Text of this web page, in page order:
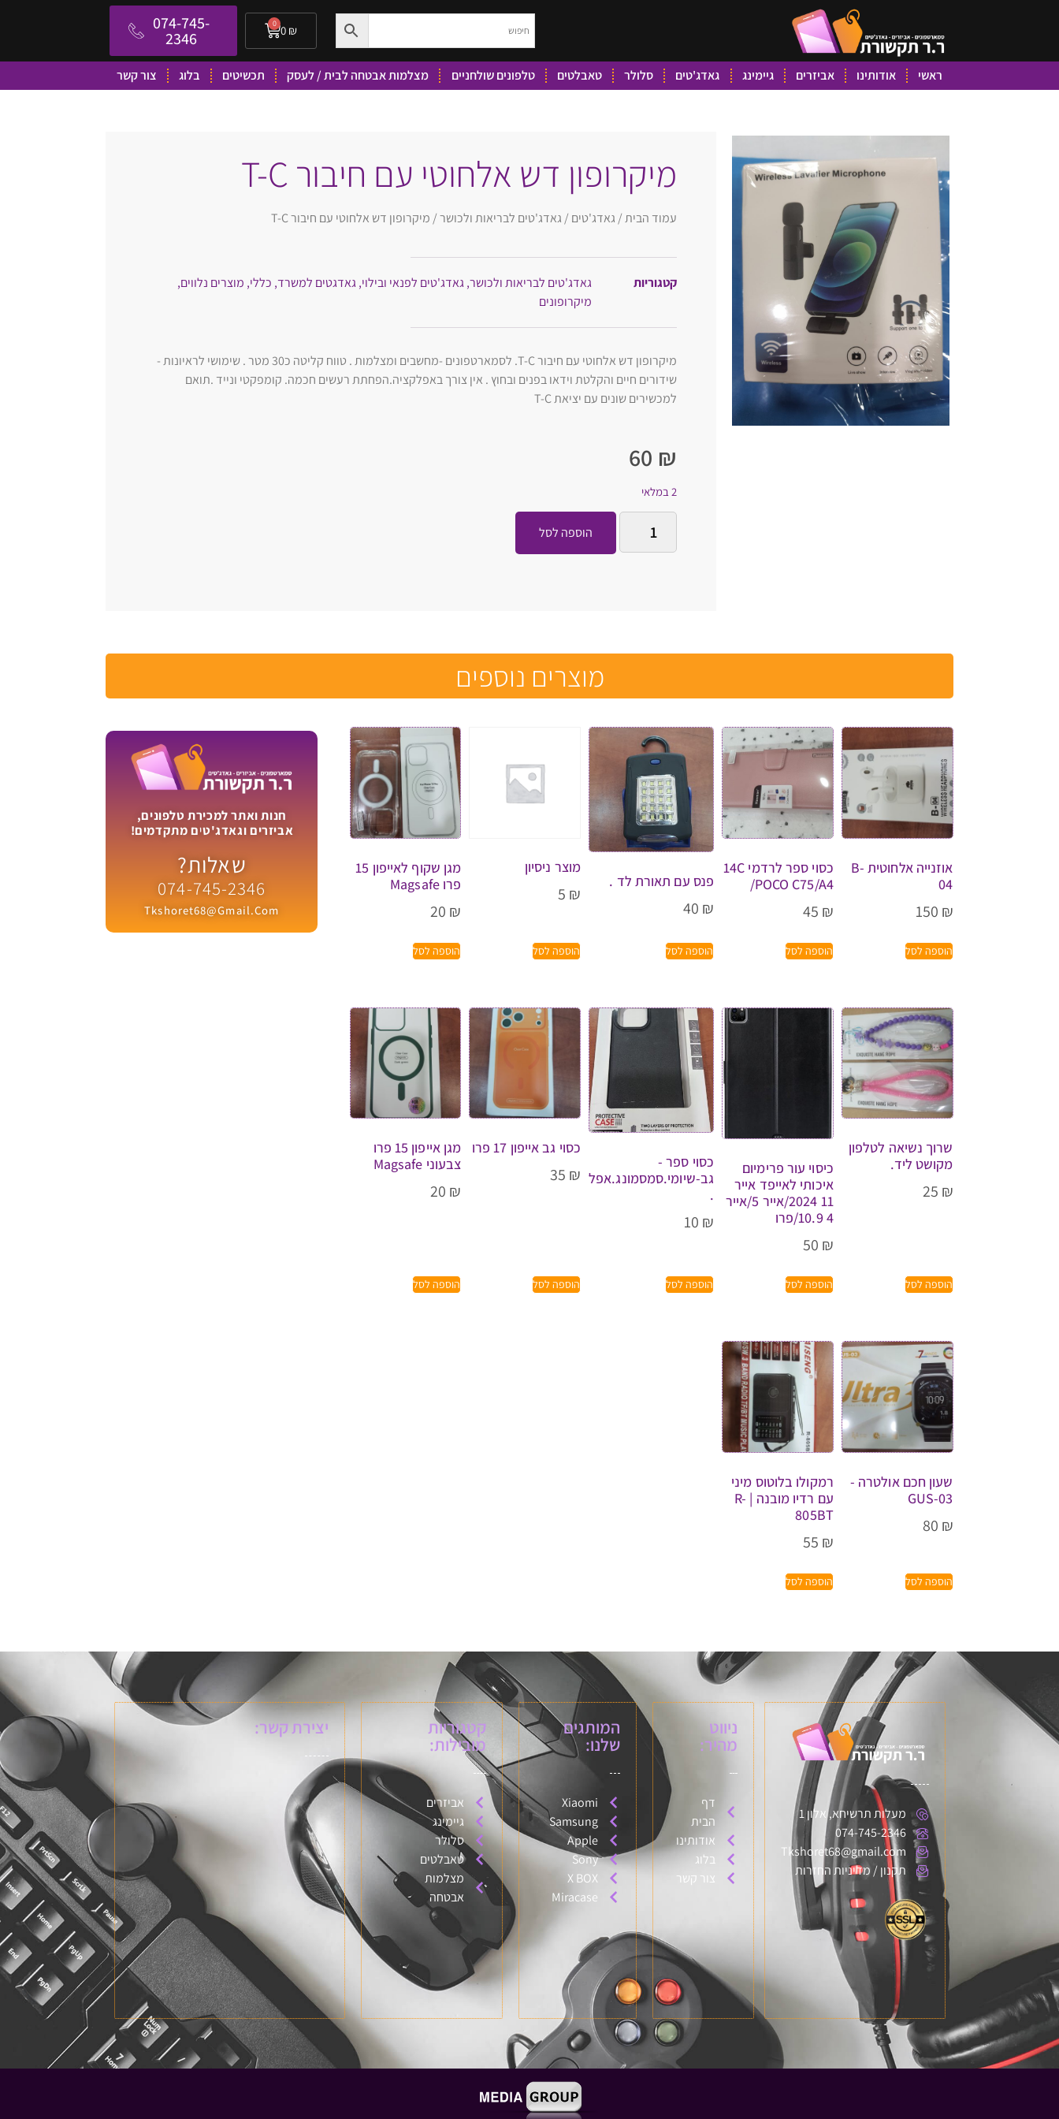
0 ₪
0
074-745-
2346
ראשי אודותינו אביזרים גיימינג גאדג'טים סלולר טאבלטים טלפונים שולחניים מצלמות אבטחה לבית / לעסק תכשיטים בלוג צור קשר
מיקרופון דש אלחוטי עם חיבור T-C
עמוד הבית/גאדג'טים /גאדג'טים לבריאות ולכושר/ מיקרופון דש אלחוטי עם חיבור T-C
קטגוריות גאדג'טים לבריאות ולכושר,גאדג'טים לפנאי ובילוי,גאדגטים למשרד, כללי, מוצרים נלווים,
מיקרופונים
מיקרופון דש אלחוטי עם חיבור T-C. לסמארטפונים -מחשבים ומצלמות . טווח קליטה כ30 מטר . שימושי לראיונות -
שידורים חיים והקלטת וידאו בפנים ובחוץ . אין צורך באפלקציה.הפחתת רעשים חכמה. קומפקטי ונייד .תואם
למכשירים שונים עם יציאת T-C
60 ₪
2 במלאי
הוספה לסל
מוצרים נוספים
אוזנייה אלחוטית B-
04
150 ₪
הוספה לסל
כסוי ספר לרדמי 14C
/POCO C75/A4
45 ₪
הוספה לסל
פנס עם תאורת לד .
40 ₪
הוספה לסל
מוצר ניסיון
5 ₪
הוספה לסל
מגן שקוף לאייפון 15
פרו Magsafe
20 ₪
הוספה לסל
שרוך נשיאה לטלפון
מקושט ליד.
25 ₪
הוספה לסל
כיסוי עור פרימיום
איכותי לאייפד אייר
11 2024/אייר 5/אייר
4 10.9/פרו
50 ₪
הוספה לסל
כסוי ספר -
גב-שיומי.סמסמונג.אפל
.
10 ₪
הוספה לסל
כסוי גב אייפון 17 פרו
35 ₪
הוספה לסל
מגן אייפון 15 פרו
צבעוני Magsafe
20 ₪
הוספה לסל
שעון חכם אולטרה -
GUS-03
80 ₪
הוספה לסל
רמקולו בלוטוס מיני
עם רדיו מובנה | R-
805BT
55 ₪
הוספה לסל
חנות ואתר למכירת טלפונים,
אביזרים וגאדג'טים מתקדמים!
שאלות?
074-745-2346
Tkshoret68@gmail.com
מעלות תרשיחא, אלון 1
074-745-2346
Tkshoret68@gmail.com
תקנון / מדיניות החזרות
ניווט
מהיר:
דף
הבית
אודותינו
בלוג
צור קשר
המותגים
שלנו:
Xiaomi
Samsung
Apple
Sony
X BOX
Miracase
קטגוריות
מובילות:
אביזרים
גיימינג
סלולר
טאבלטים
מצלמות
אבטחה
יצירת קשר: